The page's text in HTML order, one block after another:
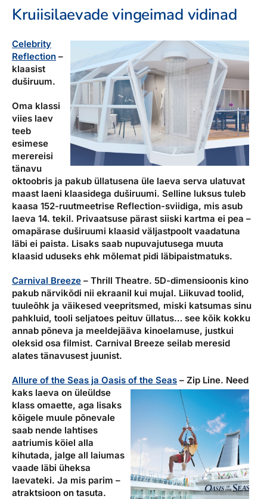
Kruiisilaevade vingeimad vidinad
Celebrity
Reflection –
klaasist
duširuum.
Oma klassi
viies laev
teeb
esimese
merereisi
tänavu
oktoobris ja pakub üllatusena üle laeva serva ulatuvat
maast laeni klaasidega duširuumi. Selline luksus tuleb
kaasa 152-ruutmeetrise Reflection-sviidiga, mis asub
laeva 14. tekil. Privaatsuse pärast siiski kartma ei pea –
omapärase duširuumi klaasid väljastpoolt vaadatuna
läbi ei paista. Lisaks saab nupuvajutusega muuta
klaasid uduseks ehk mõlemat pidi läbipaistmatuks.
Carnival Breeze – Thrill Theatre. 5D-dimensioonis kino
pakub närvikõdi nii ekraanil kui mujal. Liikuvad toolid,
tuuleõhk ja väikesed veepritsmed, miski katsumas sinu
pahkluid, tooli seljatoes peituv üllatus… see kõik kokku
annab põneva ja meeldejääva kinoelamuse, justkui
oleksid osa filmist. Carnival Breeze seilab meresid
alates tänavusest juunist.
Allure of the Seas ja Oasis of the Seas – Zip Line. Need
kaks laeva on üleüldse
klass omaette, aga lisaks
kõigele muule põnevale
saab nende lahtises
aatriumis köiel alla
kihutada, jalge all laiumas
vaade läbi üheksa
laevateki. Ja mis parim –
atraktsioon on tasuta.